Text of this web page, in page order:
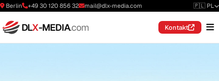
Berlin +49 30 120 856 32 mail@dlx-media.com 🇵🇱 PL
DLX-MEDIA.com Kontakt